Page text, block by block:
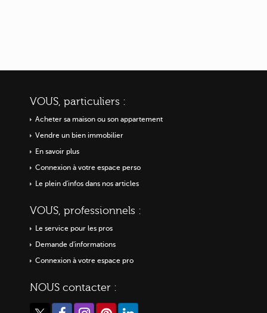
VOUS, particuliers :
Acheter sa maison ou son appartement
Vendre un bien immobilier
En savoir plus
Connexion à votre espace perso
Le plein d'infos dans nos articles
VOUS, professionnels :
Le service pour les pros
Demande d'informations
Connexion à votre espace pro
NOUS contacter :